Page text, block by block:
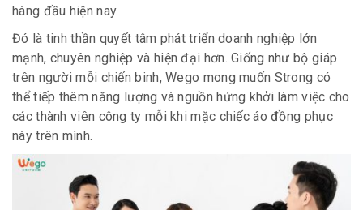
hàng đầu hiện nay.
Đó là tinh thần quyết tâm phát triển doanh nghiệp lớn
mạnh, chuyên nghiệp và hiện đại hơn. Giống như bộ giáp
trên người mỗi chiến binh, Wego mong muốn Strong có
thể tiếp thêm năng lượng và nguồn hứng khởi làm việc cho
các thành viên công ty mỗi khi mặc chiếc áo đồng phục
này trên mình.